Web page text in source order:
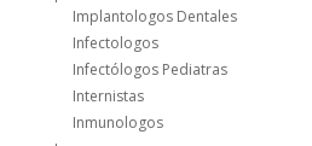
Implantologos Dentales
Infectologos
Infectólogos Pediatras
Internistas
Inmunologos